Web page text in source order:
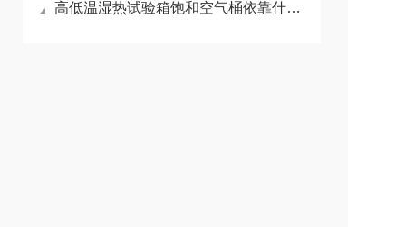
高低温湿热试验箱饱和空气桶依靠什么原理实现稳定湿度持续供给？